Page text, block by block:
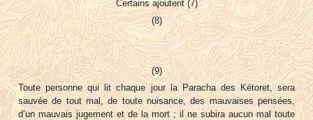
Certains ajoutent (7)
(8)
(9)
Toute personne qui lit chaque jour la Paracha des Kétoret, sera
sauvée de tout mal, de toute nuisance, des mauvaises pensées,
d’un mauvais jugement et de la mort ; il ne subira aucun mal toute